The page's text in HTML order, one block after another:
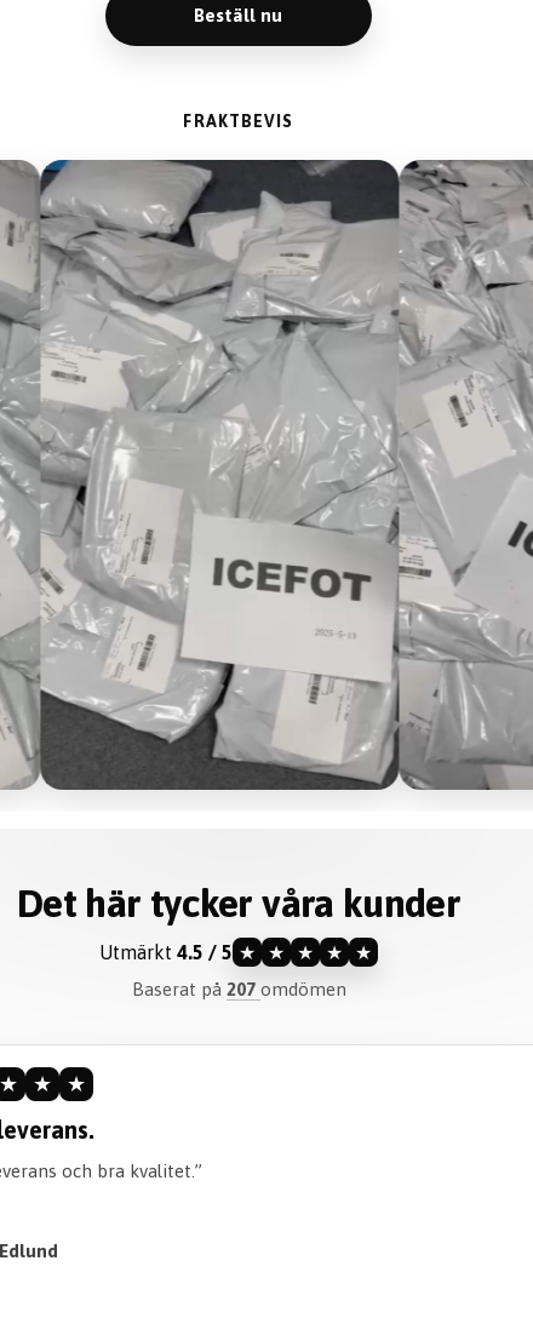
Beställ nu
FRAKTBEVIS
Det här tycker våra kunder
Utmärkt 4.5 / 5 ★ ★ ★ ★ ★
Baserat på 207 omdömen
“Kvaliteten
på tröjan.